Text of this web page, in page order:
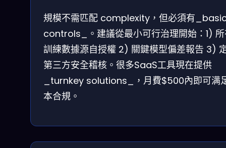
規模不需匹配 complexity，但必須有
controls_。建議從最小可行治理開始：1) 所
訓練數據源自授權 2) 關鍵模型偏差報告 3)
第三方安全稽核。很多SaaS工具現在提供
_turnkey solutions_，月費$500內即可满
本合規。